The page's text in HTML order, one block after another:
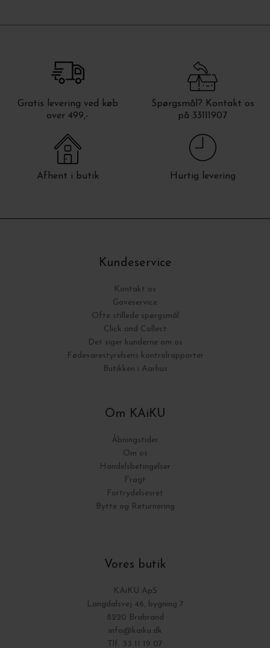
Gratis levering ved køb
over 499,-
Spørgsmål? Kontakt os
på 33111907
Afhent i butik Hurtig levering
Kundeservice
Kontakt os
Gaveservice
Ofte stillede spørgsmål
Click and Collect
Det siger kunderne om os
Fødevarestyrelsens kontrolrapporter
Butikken i Aarhus
Om KAiKU
Åbningstider
Om os
Handelsbetingelser
Fragt
Fortrydelsesret
Bytte og Returnering
Vores butik
KAiKU ApS
Langdalsvej 46, bygning 7
8220 Brabrand
info@kaiku.dk
Tlf. 33 11 19 07